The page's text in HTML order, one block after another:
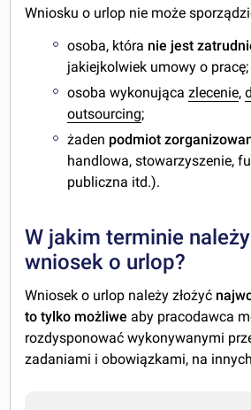
Wniosku o urlop nie może
osoba, która nie jest
jakiejkolwiek umowy o pracę;
osoba wykonującazlecenie,
outsourcing;
żaden podmiot
handlowa, stowarzyszenie,
publiczna itd.).
W jakim terminie
wniosek o urlop?
Wniosek o urlop należy złożyć
to tylko możliwe aby pracodawca
rozdysponować wykonywanymi
zadaniami i obowiązkami, na